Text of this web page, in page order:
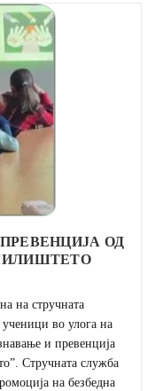
ОД
на стручната
во улога на
и превенција
Стручната служба
на безбедна